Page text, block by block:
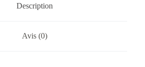
Description
Avis (0)